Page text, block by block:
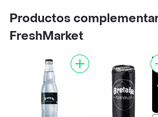
Productos
FreshMarket